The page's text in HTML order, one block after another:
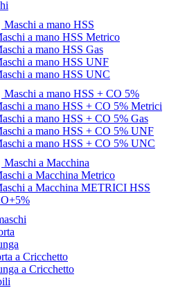
Maschi a mano HSS
a mano HSS Metrico
a mano HSS Gas
a mano HSS UNF
a mano HSS UNC
Maschi a mano HSS + CO 5%
a mano HSS + CO 5% Metrici
a mano HSS + CO 5% Gas
a mano HSS + CO 5% UNF
a mano HSS + CO 5% UNC
Maschi a Macchina
a Macchina Metrico
a Macchina METRICI HSS
a Cricchetto
a Cricchetto